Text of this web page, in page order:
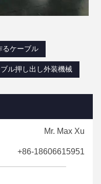
るケーブル
ル押し出し外装機械
Mr. Max Xu
+86-18606615951